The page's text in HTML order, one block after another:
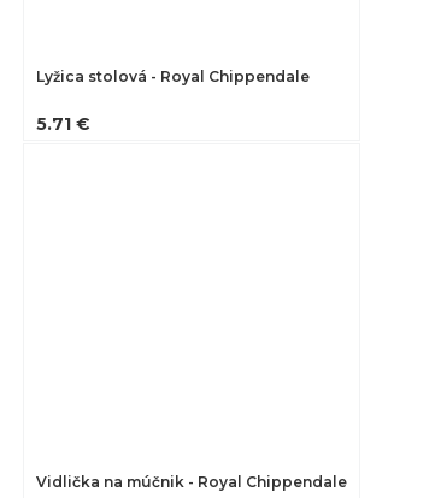
Lyžica stolová - Royal Chippendale
5.71 €
Vidlička na múčnik - Royal Chippendale